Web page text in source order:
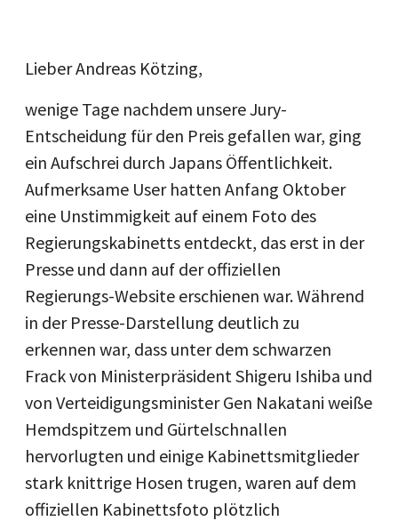
Lieber Andreas Kötzing,
wenige Tage nachdem unsere Jury-
Entscheidung für den Preis gefallen war, ging
ein Aufschrei durch Japans Öffentlichkeit.
Aufmerksame User hatten Anfang Oktober
eine Unstimmigkeit auf einem Foto des
Regierungskabinetts entdeckt, das erst in der
Presse und dann auf der offiziellen
Regierungs-Website erschienen war. Während
in der Presse-Darstellung deutlich zu
erkennen war, dass unter dem schwarzen
Frack von Ministerpräsident Shigeru Ishiba und
von Verteidigungsminister Gen Nakatani weiße
Hemdspitzem und Gürtelschnallen
hervorlugten und einige Kabinettsmitglieder
stark knittrige Hosen trugen, waren auf dem
offiziellen Kabinettsfoto plötzlich